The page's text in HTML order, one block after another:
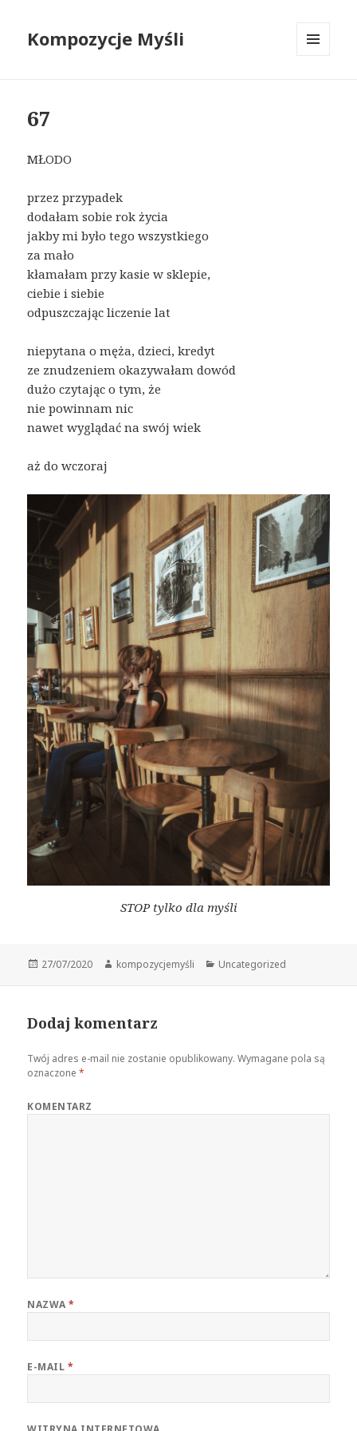
Kompozycje Myśli
67
MŁODO
przez przypadek
dodałam sobie rok życia
jakby mi było tego wszystkiego
za mało
kłamałam przy kasie w sklepie,
ciebie i siebie
odpuszczając liczenie lat
niepytana o męża, dzieci, kredyt
ze znudzeniem okazywałam dowód
dużo czytając o tym, że
nie powinnam nic
nawet wyglądać na swój wiek
aż do wczoraj
STOP tylko dla myśli
Data
27/07/2020 Autor
kompozycjemyśli Kategorie
Uncategorized
Dodaj komentarz
Twój adres e-mail nie zostanie opublikowany. Wymagane pola są
oznaczone*
KOMENTARZ
NAZWA*
E-MAIL *